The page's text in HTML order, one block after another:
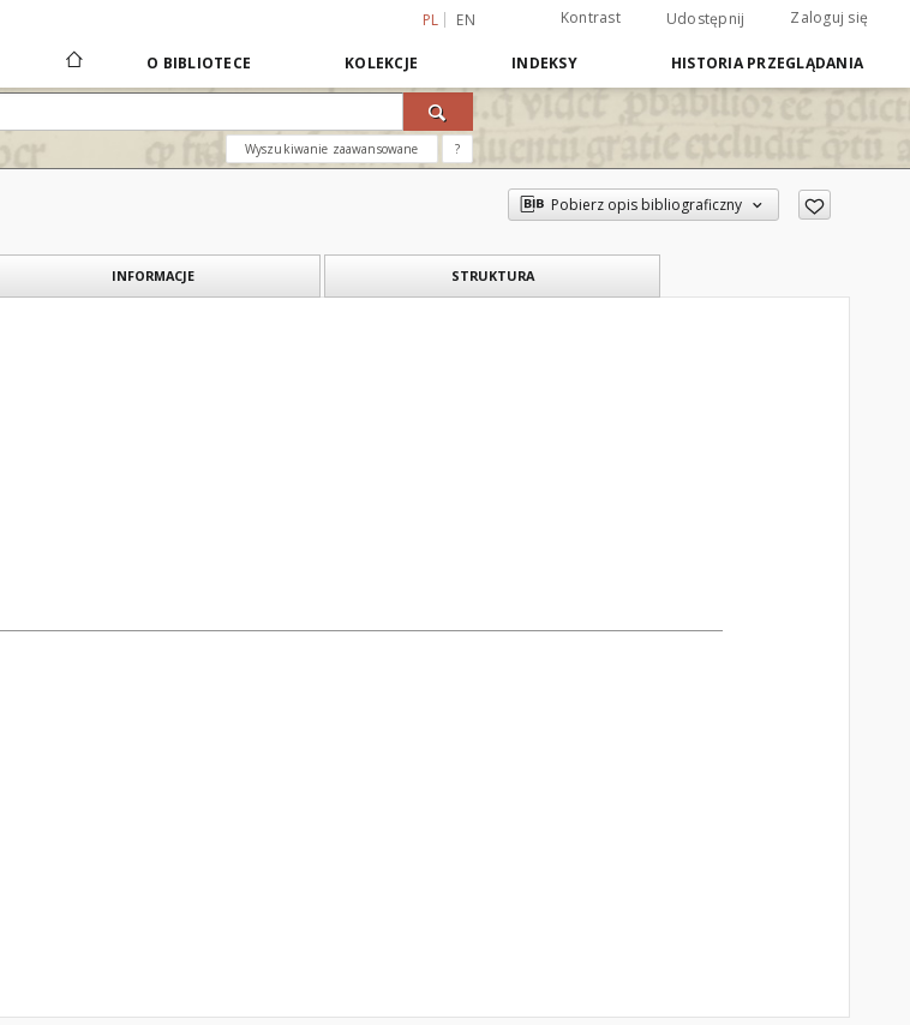
PL EN Kontrast Udostępnij Zaloguj się
O BIBLIOTECE KOLEKCJE INDEKSY HISTORIA PRZEGLĄDANIA
Wyszukiwanie zaawansowane ?
Pobierz opis bibliograficzny
INFORMACJE STRUKTURA